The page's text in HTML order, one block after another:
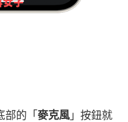
部的「 麥克風 」按鈕就